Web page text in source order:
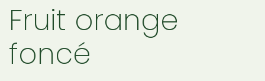
Fruit orange
foncé